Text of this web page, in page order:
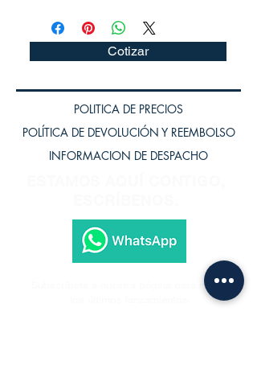
Cotizar
POLITICA DE PRECIOS
POLÍTICA DE DEVOLUCIÓN Y REEMBOLSO
INFORMACION DE DESPACHO
Subscríbete a nuestra página para recibir